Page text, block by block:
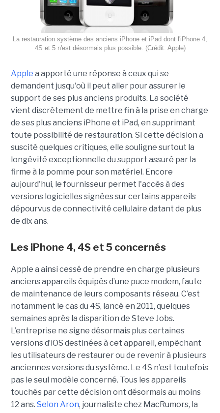
La restauration système des anciens iPhone et iPad dont l'iPhone 4,
4S et 5 n'est désormais plus possible. (Crédit: Apple)
Apple a apporté une réponse à ceux qui se
demandent jusqu'où il peut aller pour assurer le
support de ses plus anciens produits. La société
vient discrètement de mettre fin à la prise en charge
de ses plus anciens iPhone et iPad, en supprimant
toute possibilité de restauration. Si cette décision a
suscité quelques critiques, elle souligne surtout la
longévité exceptionnelle du support assuré par la
firme à la pomme pour son matériel. Encore
aujourd'hui, le fournisseur permet l'accès à des
versions logicielles signées sur certains appareils
dépourvus de connectivité cellulaire datant de plus
de dix ans.
Les iPhone 4, 4S et 5 concernés
Apple a ainsi cessé de prendre en charge plusieurs
anciens appareils équipés d’une puce modem, faute
de maintenance de leurs composants réseau. C’est
notamment le cas du 4S, lancé en 2011, quelques
semaines après la disparition de Steve Jobs.
L’entreprise ne signe désormais plus certaines
versions d’iOS destinées à cet appareil, empêchant
les utilisateurs de restaurer ou de revenir à plusieurs
anciennes versions du système. Le 4S n’est toutefois
pas le seul modèle concerné. Tous les appareils
touchés par cette décision ont désormais au moins
12 ans. Selon Aron, journaliste chez MacRumors, la